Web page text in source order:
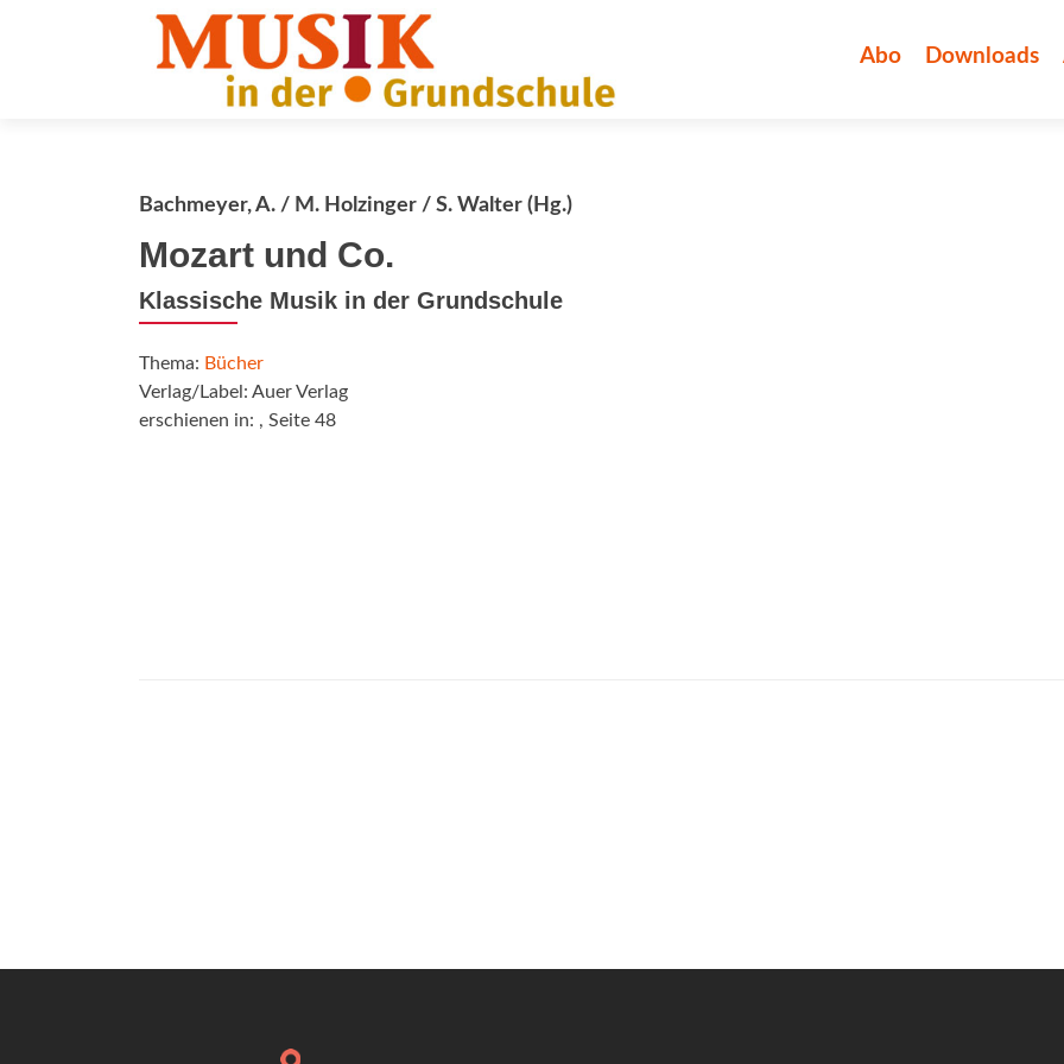
Abo Downloads
Bachmeyer, A. / M. Holzinger / S. Walter (Hg.)
Mozart und Co.
Klassische Musik in der Grundschule
Thema: Bücher
Verlag/Label: Auer Verlag
erschienen in: , Seite 48